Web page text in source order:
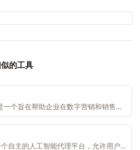
的工具
个旨在帮助企业在数字营销和销售方
的平台。
自主的人工智能代理平台，允许用户在